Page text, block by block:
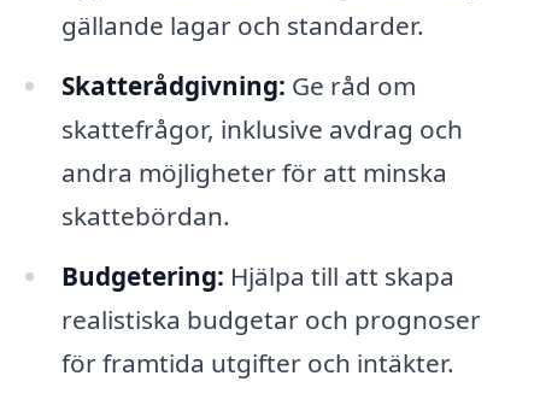
gällande lagar och standarder.
Skatterådgivning: Ge råd om
skattefrågor, inklusive avdrag och
andra möjligheter för att minska
skattebördan.
Budgetering: Hjälpa till att skapa
realistiska budgetar och prognoser
för framtida utgifter och intäkter.